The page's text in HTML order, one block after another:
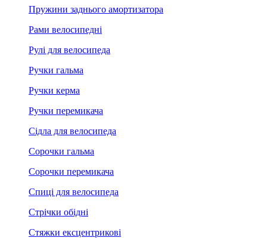
Пружини заднього амортизатора
Рами велосипедні
Рулі для велосипеда
Ручки гальма
Ручки керма
Ручки перемикача
Сідла для велосипеда
Сорочки гальма
Сорочки перемикача
Спиці для велосипеда
Стрічки обідні
Стяжки ексцентрикові